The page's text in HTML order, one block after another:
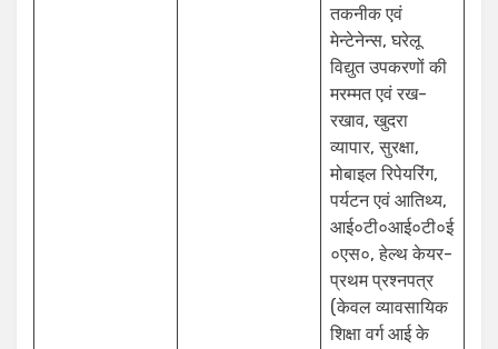
तकनीक एवं
मेन्टेनेन्स, घरेलू
विद्युत उपकरणों की
मरम्मत एवं रख-
रखाव, खुदरा
व्यापार, सुरक्षा,
मोबाइल रिपेयरिंग,
पर्यटन एवं आतिथ्य,
आई०टी०आई०टी०ई
०एस०, हेल्थ केयर-
प्रथम प्रश्नपत्र
(केवल व्यावसायिक
शिक्षा वर्ग आई के